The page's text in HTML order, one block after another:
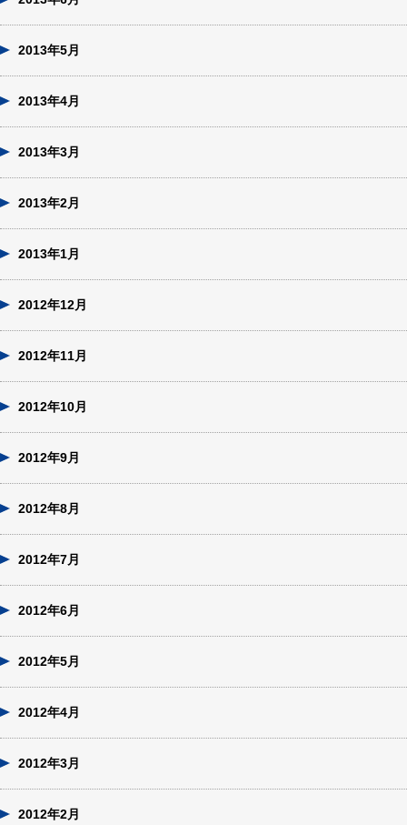
2013年5月
2013年4月
2013年3月
2013年2月
2013年1月
2012年12月
2012年11月
2012年10月
2012年9月
2012年8月
2012年7月
2012年6月
2012年5月
2012年4月
2012年3月
2012年2月